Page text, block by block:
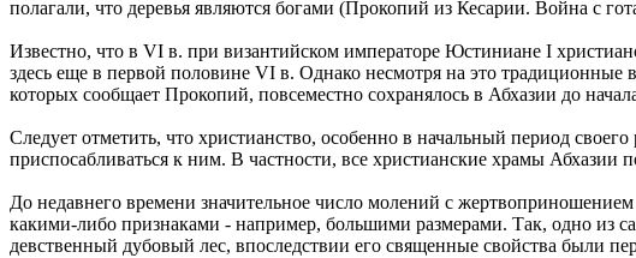
полагали, что деревья являются богами (Прокопий из Кесарии. Война с
Известно, что в VI в. при византийском императоре Юстиниане I
здесь еще в первой половине VI в. Однако несмотря на это традиционные
которых сообщает Прокопий, повсеместно сохранялось в Абхазии до
Следует отметить, что христианство, особенно в начальный период
приспосабливаться к ним. В частности, все христианские храмы Абхазии
До недавнего времени значительное число молений с
какими-либо признаками - например, большими размерами. Так, одно из
девственный дубовый лес, впоследствии его священные свойства были